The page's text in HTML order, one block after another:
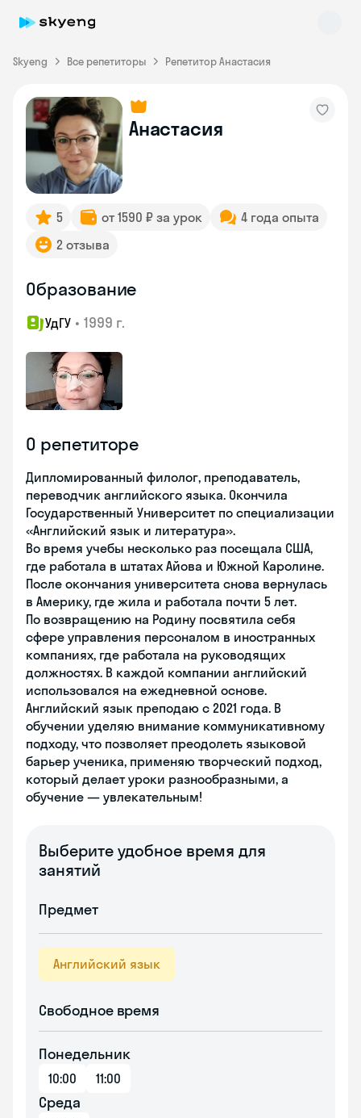
Skyeng Все репетиторы Репетитор Анастасия
Анастасия
5 от 1590 ₽ за урок
4 года опыта
2 отзыва
Образование
УдГУ • 1999 г.
О репетиторе
Дипломированный филолог, преподаватель,
переводчик английского языка. Окончила
Государственный Университет по специализации
«Английский язык и литература».
Во время учебы несколько раз посещала США,
где работала в штатах Айова и Южной Каролине.
После окончания университета снова вернулась
в Америку, где жила и работала почти 5 лет.
По возвращению на Родину посвятила себя
сфере управления персоналом в иностранных
компаниях, где работала на руководящих
должностях. В каждой компании английский
использовался на ежедневной основе.
Английский язык преподаю с 2021 года. В
обучении уделяю внимание коммуникативному
подходу, что позволяет преодолеть языковой
барьер ученика, применяю творческий подход,
который делает уроки разнообразными, а
обучение — увлекательным!
Выберите удобное время для
занятий
Предмет
Английский язык
Свободное время
Понедельник
10:00 11:00
Среда
Skyeng Chat
online